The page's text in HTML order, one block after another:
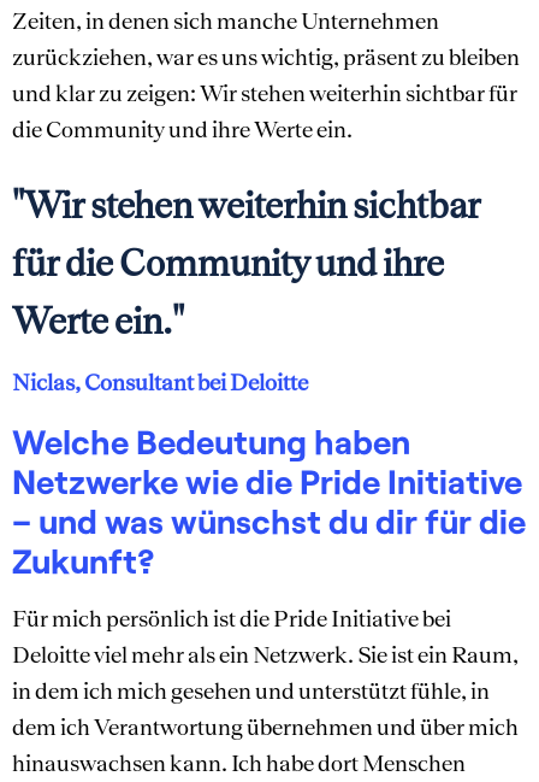
Zeiten, in denen sich manche Unternehmen
zurückziehen, war es uns wichtig, präsent zu bleiben
und klar zu zeigen: Wir stehen weiterhin sichtbar für
die Community und ihre Werte ein.
"Wir stehen weiterhin sichtbar
für die Community und ihre
Werte ein."
Niclas, Consultant bei Deloitte
Welche Bedeutung haben
Netzwerke wie die Pride Initiative
– und was wünschst du dir für die
Zukunft?
Für mich persönlich ist die Pride Initiative bei
Deloitte viel mehr als ein Netzwerk. Sie ist ein Raum,
in dem ich mich gesehen und unterstützt fühle, in
dem ich Verantwortung übernehmen und über mich
hinauswachsen kann. Ich habe dort Menschen